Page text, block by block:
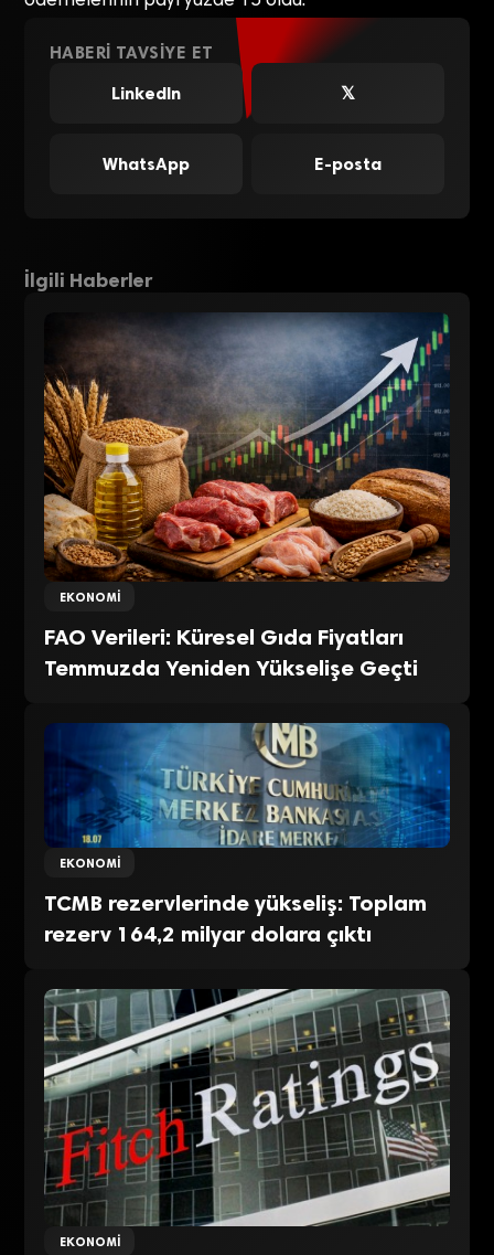
HABERI TAVSIYE ET
LinkedIn
𝕏
WhatsApp E-posta
İlgili Haberler
EKONOMI
FAO Verileri: Küresel Gıda Fiyatları
Temmuzda Yeniden Yükselişe Geçti
EKONOMI
TCMB rezervlerinde yükseliş: Toplam
rezerv 164,2 milyar dolara çıktı
EKONOMI